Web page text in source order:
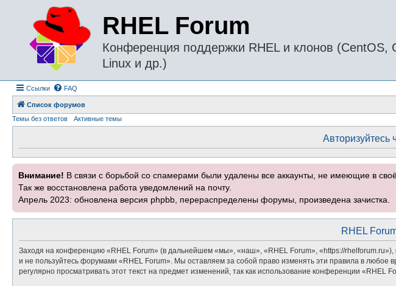
RHEL Forum
Конференция поддержки RHEL и клонов (CentOS,
Linux и др.)
Ссылки FAQ
Список форумов
Темы без ответов
Активные темы
Авторизуйтесь
Внимание! В связи с борьбой со спамерами были удалены все аккаунты, не имеющие в
Так же восстановлена работа уведомлений на почту.
Апрель 2023: обновлена версия phpbb, перераспределены форумы, произведена зачистка.
RHEL
Заходя на конференцию «RHEL Forum» (в дальнейшем «мы», «наш», «RHEL Forum», «https://
и не пользуйтесь форумами «RHEL Forum». Мы оставляем за собой право изменять эти правила в
регулярно просматривать этот текст на предмет изменений, так как использование конференции